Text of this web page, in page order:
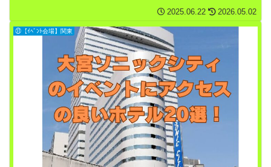
2025.06.22 2026.05.02
⑪【ｲﾍﾞﾝﾄ会場】関東